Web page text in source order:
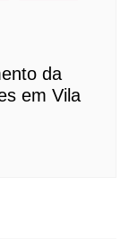
da
em Vila